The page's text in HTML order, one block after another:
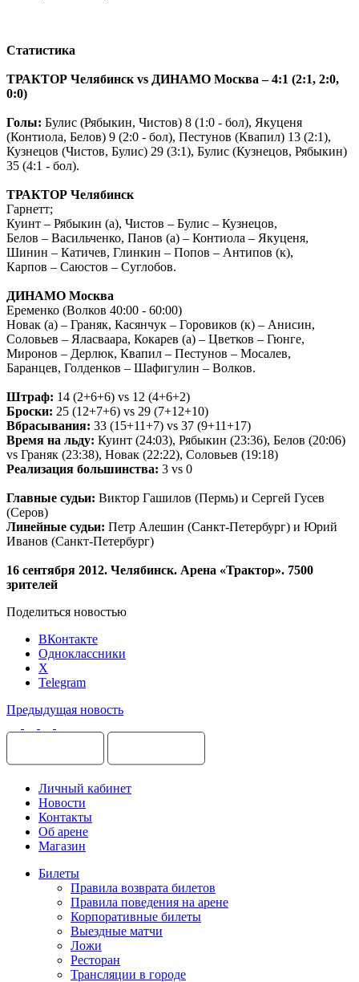
Статистика
ТРАКТОР Челябинск vs ДИНАМО Москва – 4:1 (2:1, 2:0,
0:0)
Голы: Булис (Рябыкин, Чистов) 8 (1:0 - бол), Якуценя
(Контиола, Белов) 9 (2:0 - бол), Пестунов (Квапил) 13 (2:1),
Кузнецов (Чистов, Булис) 29 (3:1), Булис (Кузнецов, Рябыкин)
35 (4:1 - бол).
ТРАКТОР Челябинск
Гарнетт;
Куинт – Рябыкин (а), Чистов – Булис – Кузнецов,
Белов – Васильченко, Панов (а) – Контиола – Якуценя,
Шинин – Катичев, Глинкин – Попов – Антипов (к),
Карпов – Саюстов – Суглобов.
ДИНАМО Москва
Еременко (Волков 40:00 - 60:00)
Новак (а) – Граняк, Касянчук – Горовиков (к) – Анисин,
Соловьев – Яласваара, Кокарев (а) – Цветков – Гюнге,
Миронов – Дерлюк, Квапил – Пестунов – Мосалев,
Баранцев, Голденков – Шафигулин – Волков.
Штраф: 14 (2+6+6) vs 12 (4+6+2)
Броски: 25 (12+7+6) vs 29 (7+12+10)
Вбрасывания: 33 (15+11+7) vs 37 (9+11+17)
Время на льду: Куинт (24:03), Рябыкин (23:36), Белов (20:06)
vs Граняк (23:38), Новак (22:22), Соловьев (19:18)
Реализация большинства: 3 vs 0
Главные судьи: Виктор Гашилов (Пермь) и Сергей Гусев
(Серов)
Линейные судьи: Петр Алешин (Санкт-Петербург) и Юрий
Иванов (Санкт-Петербург)
16 сентября 2012. Челябинск. Арена «Трактор». 7500
зрителей
Поделиться новостью
ВКонтакте
Одноклассники
X
Telegram
Предыдущая новость
Личный кабинет
Новости
Контакты
Об арене
Магазин
Билеты
Правила возврата билетов
Правила поведения на арене
Корпоративные билеты
Выездные матчи
Ложи
Ресторан
Трансляции в городе